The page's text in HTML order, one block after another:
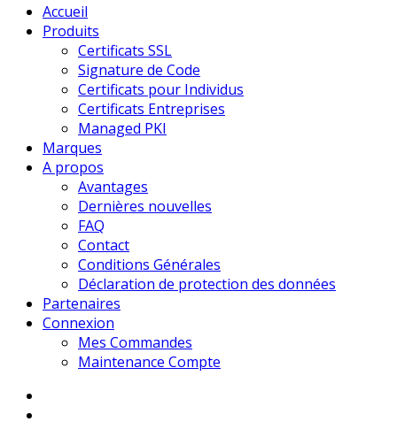
Accueil
Produits
Certificats SSL
Signature de Code
Certificats pour Individus
Certificats Entreprises
Managed PKI
Marques
A propos
Avantages
Dernières nouvelles
FAQ
Contact
Conditions Générales
Déclaration de protection des données
Partenaires
Connexion
Mes Commandes
Maintenance Compte